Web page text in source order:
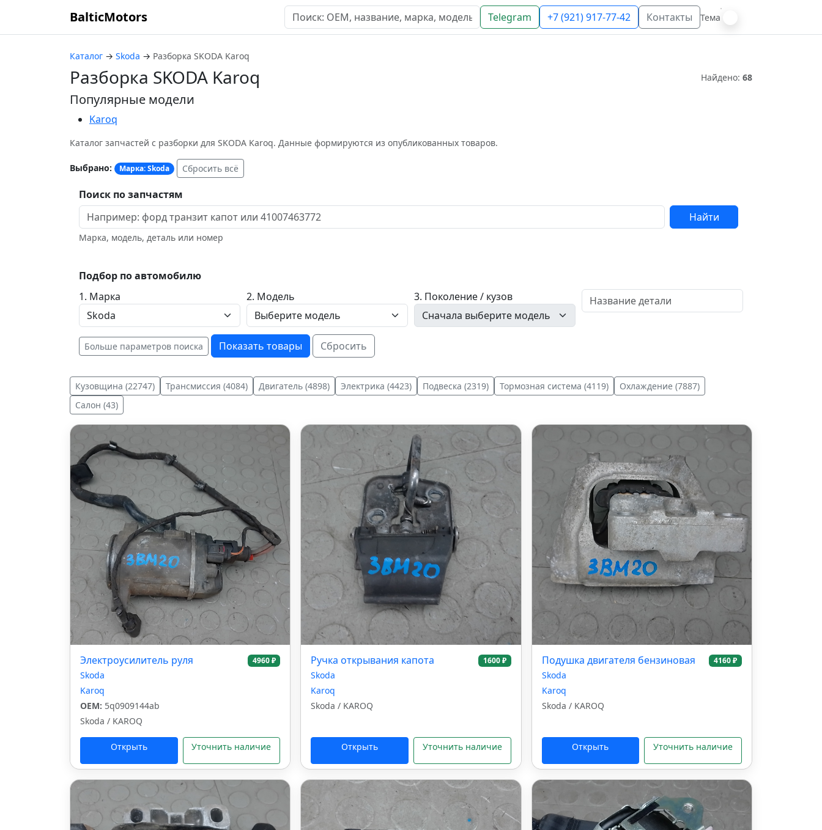
BalticMotors Telegram +7 (921) 917-77-42 Контакты Тема
Каталог → Skoda → Разборка SKODA Karoq
Разборка SKODA Karoq Найдено: 68
Популярные модели
Karoq
Каталог запчастей с разборки для SKODA Karoq. Данные формируются из опубликованных товаров.
Выбрано: Марка: Skoda Сбросить всё
Поиск по запчастям
Найти
Марка, модель, деталь или номер
Подбор по автомобилю
1. Марка
2. Модель 3. Поколение / кузов
Больше параметров поиска Показать товары Сбросить
Кузовщина (22747) Трансмиссия (4084) Двигатель (4898) Электрика (4423) Подвеска (2319) Тормозная система (4119)
Охлаждение (7887)
Салон (43)
Электроусилитель руля 4960 ₽
Skoda
Karoq
OEM: 5q0909144ab
Skoda / KAROQ
Открыть Уточнить наличие
Ручка открывания капота 1600 ₽
Skoda
Karoq
Skoda / KAROQ
Открыть Уточнить наличие
Подушка двигателя бензиновая 4160 ₽
Skoda
Karoq
Skoda / KAROQ
Открыть Уточнить наличие